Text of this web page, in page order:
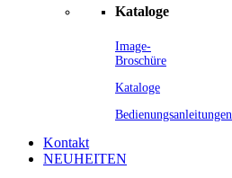
Kataloge
Image-
Broschüre
Kataloge
Bedienungsanleitungen
Kontakt
NEUHEITEN